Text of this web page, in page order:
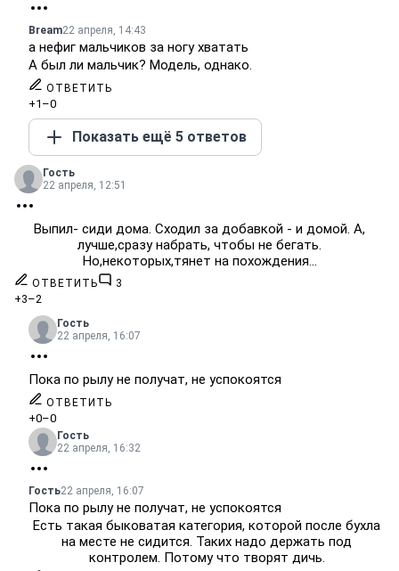
Bream22 апреля, 14:43
а нефиг мальчиков за ногу хватать
А был ли мальчик? Модель, однако.
ОТВЕТИТЬ
+1 –0
Показать ещё 5 ответов
Гость
22 апреля, 12:51
Выпил- сиди дома. Сходил за добавкой - и домой. А,
лучше,сразу набрать, чтобы не бегать.
Но,некоторых,тянет на похождения...
ОТВЕТИТЬ 3
+3–2
Гость
22 апреля, 16:07
Пока по рылу не получат, не успокоятся
ОТВЕТИТЬ
+0–0
Гость
22 апреля, 16:32
Гость22 апреля, 16:07
Пока по рылу не получат, не успокоятся
Есть такая быковатая категория, которой после бухла
на месте не сидится. Таких надо держать под
контролем. Потому что творят дичь.